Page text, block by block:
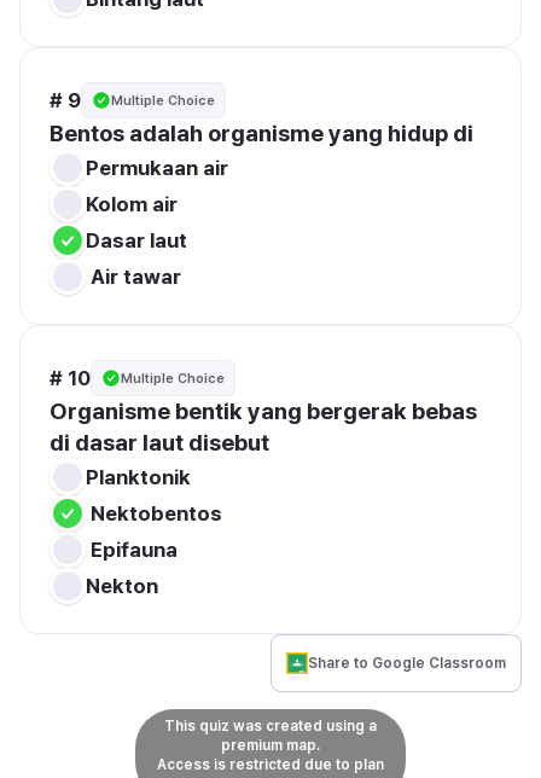
# 9 Multiple Choice
Bentos adalah organisme yang hidup di
# 10 Multiple Choice
Organisme bentik yang bergerak bebas
di dasar laut disebut
Share to Google Classroom
This quiz was created using a
premium map.
Access is restricted due to plan